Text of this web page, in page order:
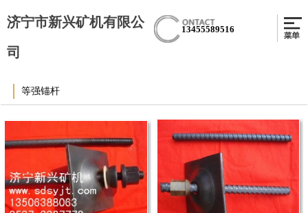
济宁市新兴矿机有限公
司
13455589516
等强锚杆